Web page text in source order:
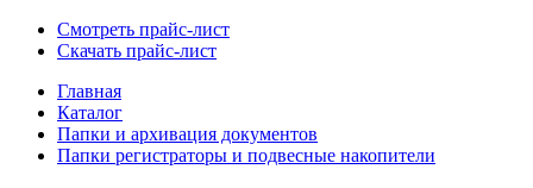
Смотреть прайс-лист
Скачать прайс-лист
Главная
Каталог
Папки и архивация документов
Папки регистраторы и подвесные накопители